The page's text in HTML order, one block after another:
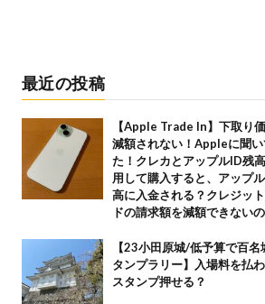
最近の投稿
【Apple Trade In】下取り
減額されない！Appleに聞い
た！クレカとアップルID残
用して購入すると、アップ
高に入金される？クレジッ
ドの請求額を減額できない
【23小田原城/低予算で百名
タンプラリー】入場料を払
スタンプ押せる？